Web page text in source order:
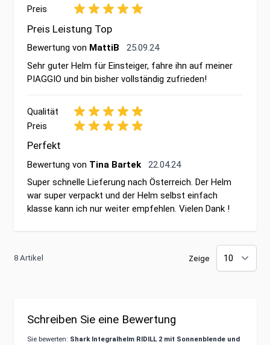
Preis
Preis Leistung Top
Bewertung von MattiB 25. September 2024
25.09.24
Sehr guter Helm für Einsteiger, fahre ihn auf meiner
PIAGGIO und bin bisher vollständig zufrieden!
Qualität
Preis
Perfekt
Bewertung von Tina Bartek 22. April 2024
22.04.24
Super schnelle Lieferung nach Österreich. Der Helm
war super verpackt und der Helm selbst einfach
klasse kann ich nur weiter empfehlen. Vielen Dank !
8 Artikel Zeige
Schreiben Sie eine Bewertung
Sie bewerten: Shark Integralhelm RIDILL 2 mit Sonnenblende und